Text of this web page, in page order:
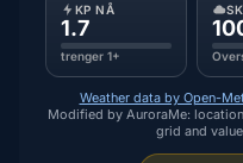
KP NÅ
1.7
trenger 1+
Weather data by Open-
Modified by AuroraMe:
grid and